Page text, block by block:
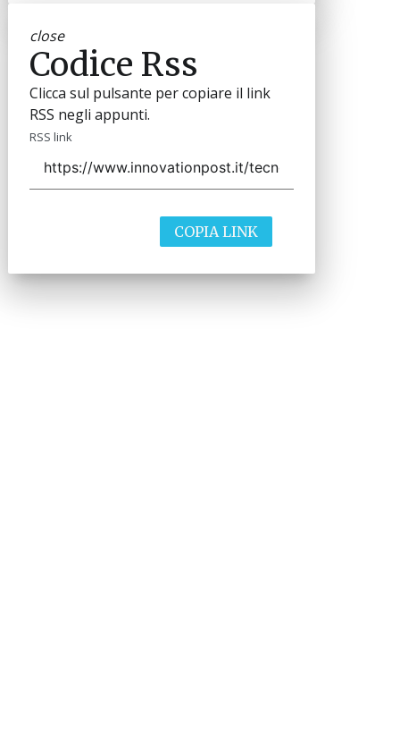
close
Codice Rss
Clicca sul pulsante per copiare il link
RSS negli appunti.
RSS link
COPIA LINK